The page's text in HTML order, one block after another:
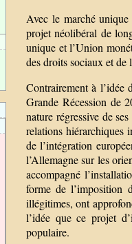
Avec le marché
projet néolibéral de
unique et l’Union
des droits sociaux et de
Contrairement à l’idée
Grande Récession de
nature régressive de
relations hiérarchiques
de l’intégration
l’Allemagne sur les
accompagné
forme de l’imposition
illégitimes, ont
l’idée que ce projet
populaire.